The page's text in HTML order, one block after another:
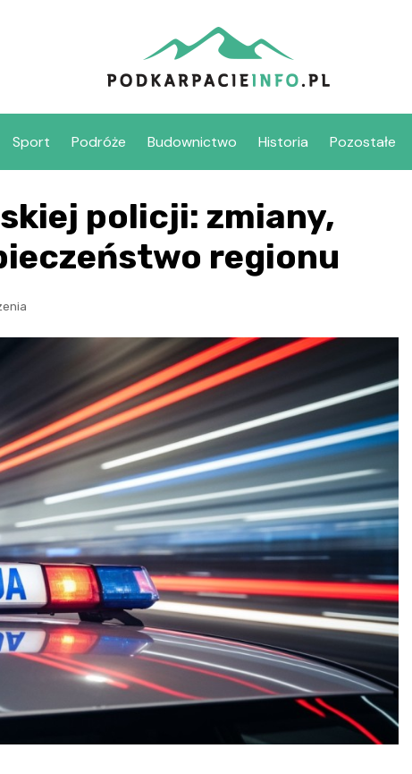
Sport Podróże Budownictwo Historia Pozostałe
policji: zmiany,
regionu